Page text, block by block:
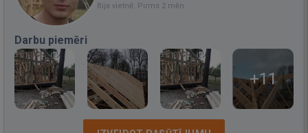
Bija vietnē: Pirms 2 mēn.
Darbu piemēri
+11